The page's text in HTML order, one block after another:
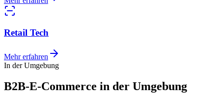
Retail Tech
Mehr erfahren
In der Umgebung
B2B-E-Commerce in der Umgebung